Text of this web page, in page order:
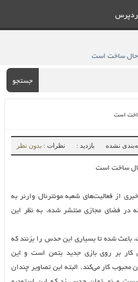
حال ساخت است
جستجو
است
نشده بازدید : نظرات : بدون نظر
حال ساخت است
از فعالیت‌های شعبه مونترئال وارنر به
در فضای مجازی منتشر شده، به نظر این
باعث شده تا بسیاری این حدس را بزنند که
کار بر روی بازی جدید بتمن است و این
محبوب کار می‌کند. البته این تصاویر چندان